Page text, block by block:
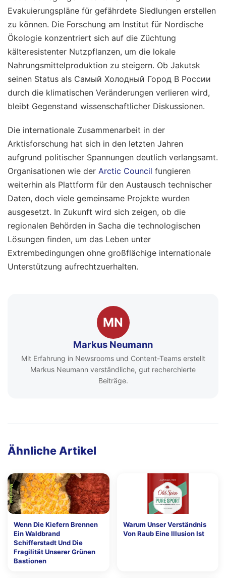
Evakuierungspläne für gefährdete Siedlungen erstellen
zu können. Die Forschung am Institut für Nordische
Ökologie konzentriert sich auf die Züchtung
kälteresistenter Nutzpflanzen, um die lokale
Nahrungsmittelproduktion zu steigern. Ob Jakutsk
seinen Status als Самый Холодный Город В России
durch die klimatischen Veränderungen verlieren wird,
bleibt Gegenstand wissenschaftlicher Diskussionen.
Die internationale Zusammenarbeit in der
Arktisforschung hat sich in den letzten Jahren
aufgrund politischer Spannungen deutlich verlangsamt.
Organisationen wie der Arctic Council fungieren
weiterhin als Plattform für den Austausch technischer
Daten, doch viele gemeinsame Projekte wurden
ausgesetzt. In Zukunft wird sich zeigen, ob die
regionalen Behörden in Sacha die technologischen
Lösungen finden, um das Leben unter
Extrembedingungen ohne großflächige internationale
Unterstützung aufrechtzuerhalten.
MN
Markus Neumann
Mit Erfahrung in Newsrooms und Content-Teams erstellt
Markus Neumann verständliche, gut recherchierte
Beiträge.
Ähnliche Artikel
Wenn Die Kiefern Brennen
Ein Waldbrand
Schifferstadt Und Die
Fragilität Unserer Grünen
Bastionen
Warum Unser Verständnis
Von Raub Eine Illusion Ist